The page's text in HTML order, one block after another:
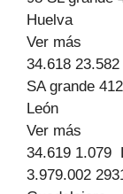
Huelva
Ver más
34.618
SA grande
León
Ver más
34.619 1.079
3.979.002